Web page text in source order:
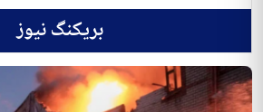
بریکنگ نیوز